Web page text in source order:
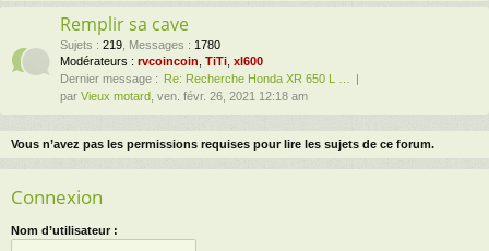
Remplir sa cave
Sujets : 219 Messages : 1780
Modérateurs : rvcoincoin TiTi xl600
Dernier message :
Re: Recherche Honda XR 650 L …
par Vieux motard , ven. févr. 26, 2021 12:18 am
Vous n’avez pas les permissions requises pour lire les sujets de ce forum.
Connexion
Nom d’utilisateur :